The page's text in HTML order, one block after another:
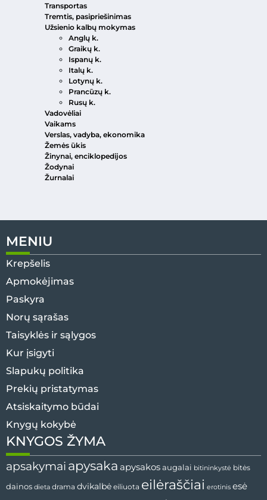
Transportas
Tremtis, pasipriešinimas
Užsienio kalbų mokymas
Anglų k.
Graikų k.
Ispanų k.
Italų k.
Lotynų k.
Prancūzų k.
Rusų k.
Vadovėliai
Vaikams
Verslas, vadyba, ekonomika
Žemės ūkis
Žinynai, enciklopedijos
Žodynai
Žurnalai
MENIU
Krepšelis
Apmokėjimas
Paskyra
Norų sąrašas
Taisyklės ir sąlygos
Kur įsigyti
Slapukų politika
Prekių pristatymas
Atsiskaitymo būdai
Knygų kokybė
KNYGOS ŽYMA
apsakymai apysaka apysakos augalai bitininkystė bitės
dainos dieta drama dvikalbė eiliuota eilėraščiai erotinis esė